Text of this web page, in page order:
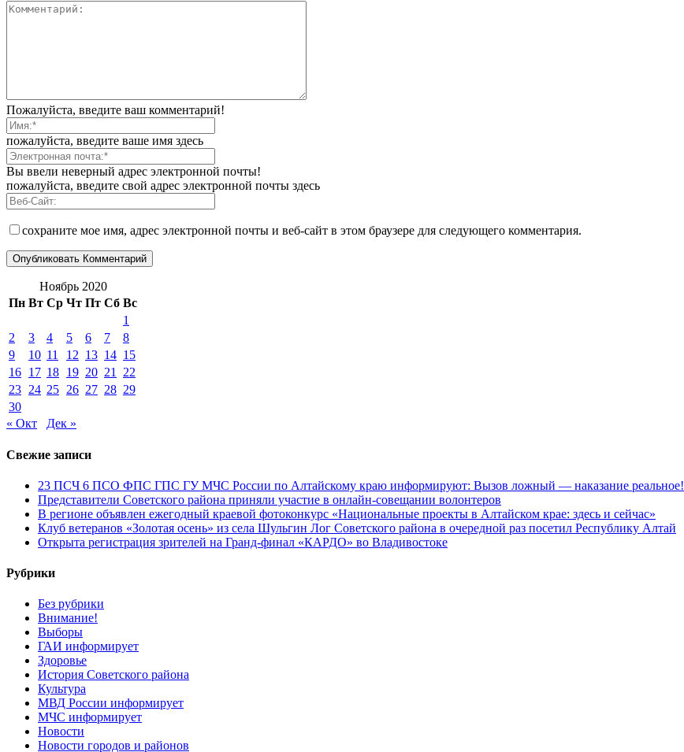
Пожалуйста, введите ваш комментарий!
пожалуйста, введите ваше имя здесь
Вы ввели неверный адрес электронной почты!
пожалуйста, введите свой адрес электронной почты здесь
сохраните мое имя, адрес электронной почты и веб-сайт в этом браузере для следующего комментария.
Ноябрь 2020
Пн Вт Ср Чт Пт Сб Вс
1
2
3 4 5 6 7
8
9
10 11 12 13 14 15
16 17 18 19 20 21
22
23 24 25 26 27 28 29
30
« Окт
Дек »
Свежие записи
23 ПСЧ 6 ПСО ФПС ГПС ГУ МЧС России по Алтайскому краю информируют: Вызов ложный — наказание реальное!
Представители Советского района приняли участие в онлайн-совещании волонтеров
В регионе объявлен ежегодный краевой фотоконкурс «Национальные проекты в Алтайском крае: здесь и сейчас»
Клуб ветеранов «Золотая осень» из села Шульгин Лог Советского района в очередной раз посетил Республику Алтай
Открыта регистрация зрителей на Гранд-финал «КАРДО» во Владивостоке
Рубрики
Без рубрики
Внимание!
Выборы
ГАИ информирует
Здоровье
История Советского района
Культура
МВД России информирует
МЧС информирует
Новости
Новости городов и районов